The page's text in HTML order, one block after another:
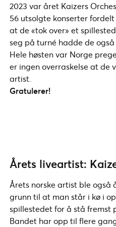
2023 var året Kaizers
56 utsolgte konserter
at de «tok over» et
seg på turné hadde de
Hele høsten var Norge
er ingen overraskelse at de
artist.
Gratulerer!
Årets liveartist:
Årets norske artist ble også
grunn til at man står i kø i
spillestedet for å stå fremst
Bandet har opp til flere